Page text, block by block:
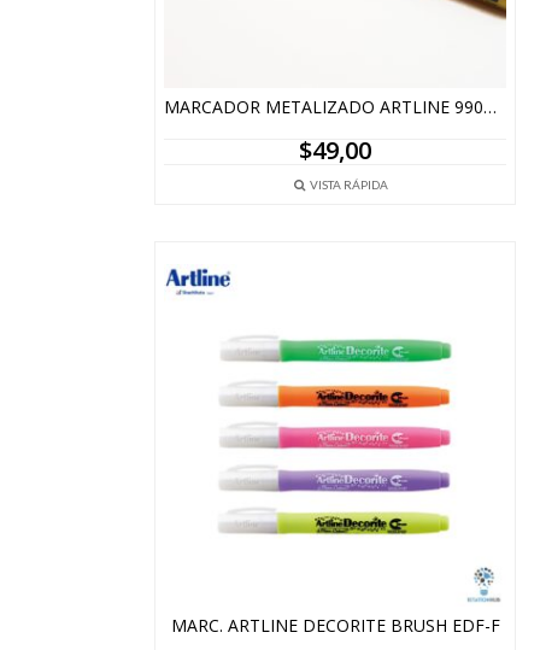
MARCADOR METALIZADO ARTLINE 990XF – DORADO Y PLATEADO
$49,00
VISTA RÁPIDA
MARC. ARTLINE DECORITE BRUSH EDF-F